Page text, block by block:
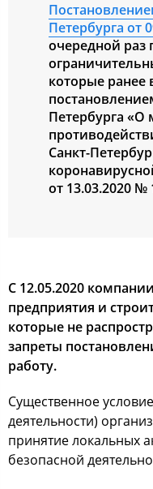
Петербурга от
очередной раз
которые ранее
Петербурга «О
Санкт-
от 13.03.2020 №
С 12.05.2020
предприятия и
которые не
запреты
работу.
Существенное
деятельности)
принятие локальных
безопасной